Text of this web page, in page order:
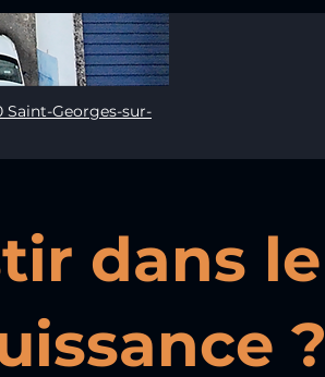
Saint-Georges-sur-
dans le
?